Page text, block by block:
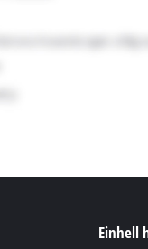
Einhell